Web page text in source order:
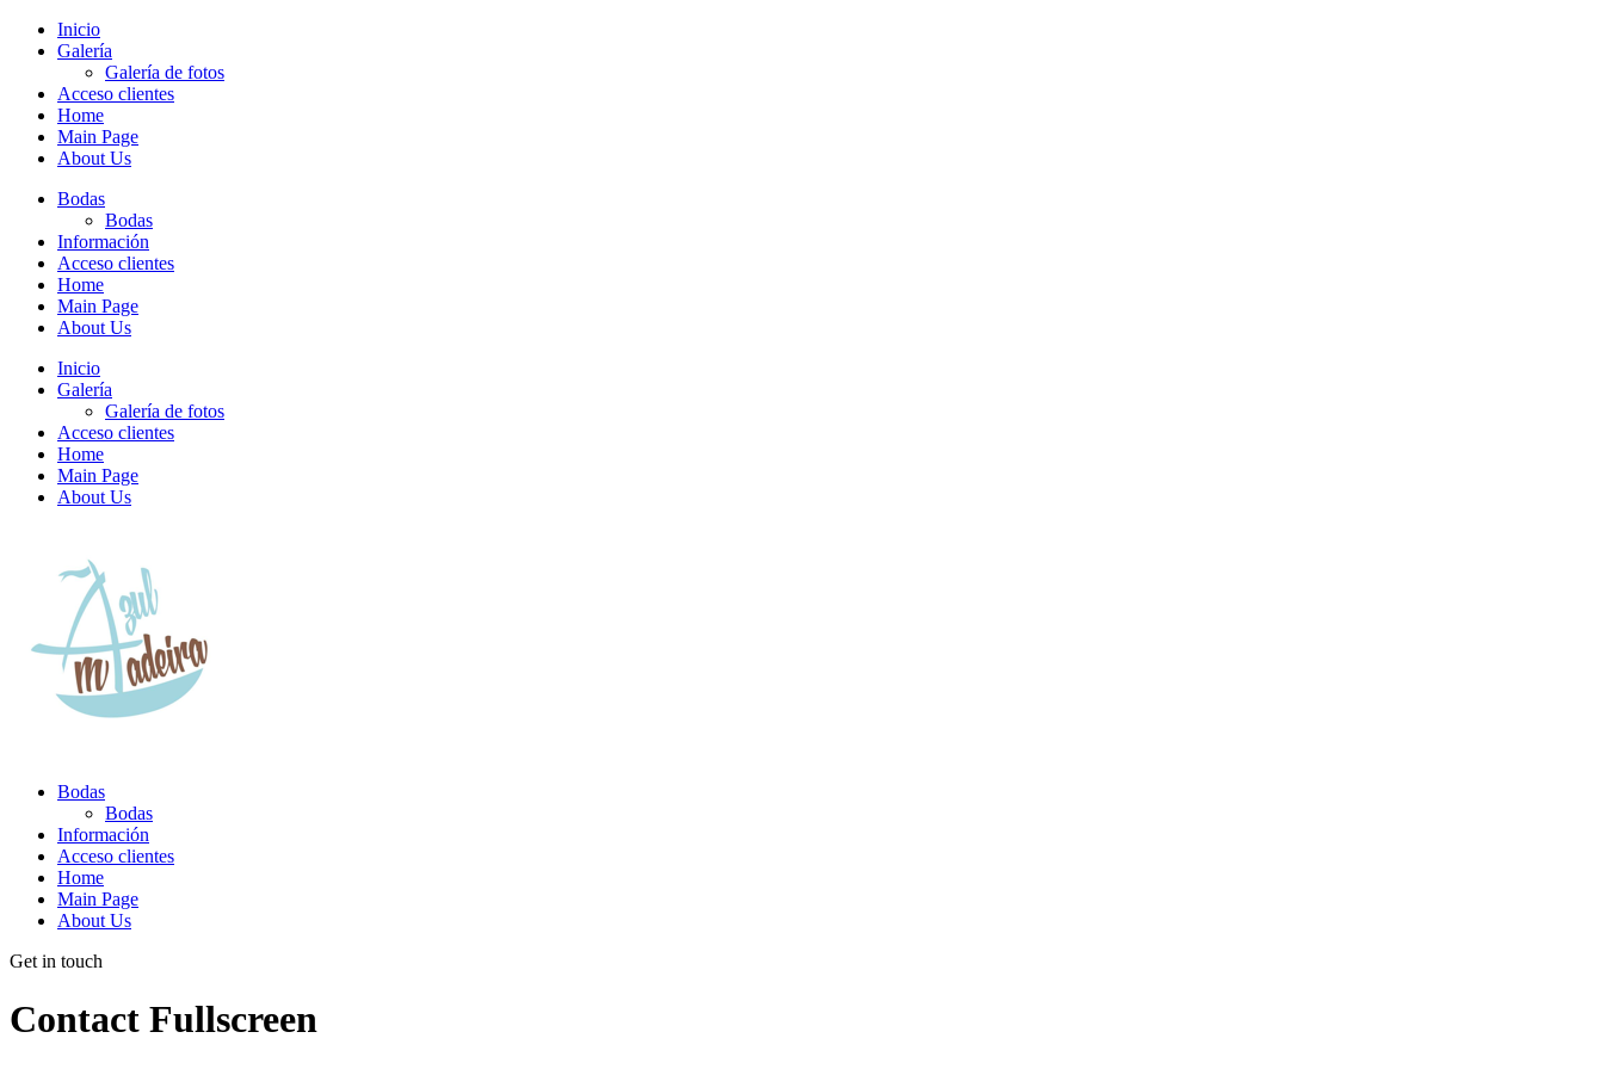
Inicio
Galería
Galería de fotos
Acceso clientes
Home
Main Page
About Us
Bodas
Bodas
Información
Acceso clientes
Home
Main Page
About Us
Inicio
Galería
Galería de fotos
Acceso clientes
Home
Main Page
About Us
Bodas
Bodas
Información
Acceso clientes
Home
Main Page
About Us
Get in touch
Contact Fullscreen